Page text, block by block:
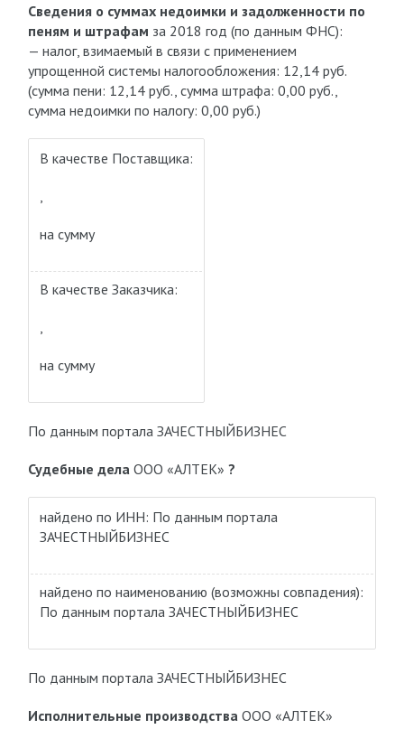
Сведения о суммах недоимки и задолженности по
пеням и штрафам за 2018 год (по данным ФНС):
— налог, взимаемый в связи с применением
упрощенной системы налогообложения: 12,14 руб.
(сумма пени: 12,14 руб., сумма штрафа: 0,00 руб.,
сумма недоимки по налогу: 0,00 руб.)
В качестве Поставщика:
,
на сумму
В качестве Заказчика:
,
на сумму
По данным портала ЗАЧЕСТНЫЙБИЗНЕС
Судебные делаООО «АЛТЕК» ?
найдено по ИНН: По данным портала
ЗАЧЕСТНЫЙБИЗНЕС
найдено по наименованию (возможны совпадения):
По данным портала ЗАЧЕСТНЫЙБИЗНЕС
По данным портала ЗАЧЕСТНЫЙБИЗНЕС
Исполнительные производстваООО «АЛТЕК»